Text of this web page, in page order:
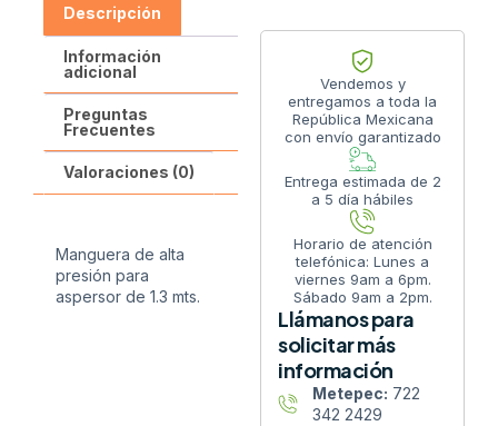
Descripción
Información
adicional
Preguntas
Frecuentes
Valoraciones (0)
Manguera de alta
presión para
aspersor de 1.3 mts.
Vendemos y
entregamos a toda la
República Mexicana
con envío garantizado
Entrega estimada de 2
a 5 día hábiles
Horario de atención
telefónica: Lunes a
viernes 9am a 6pm.
Sábado 9am a 2pm.
Llámanos para
solicitar más
información
Metepec: 722
342 2429